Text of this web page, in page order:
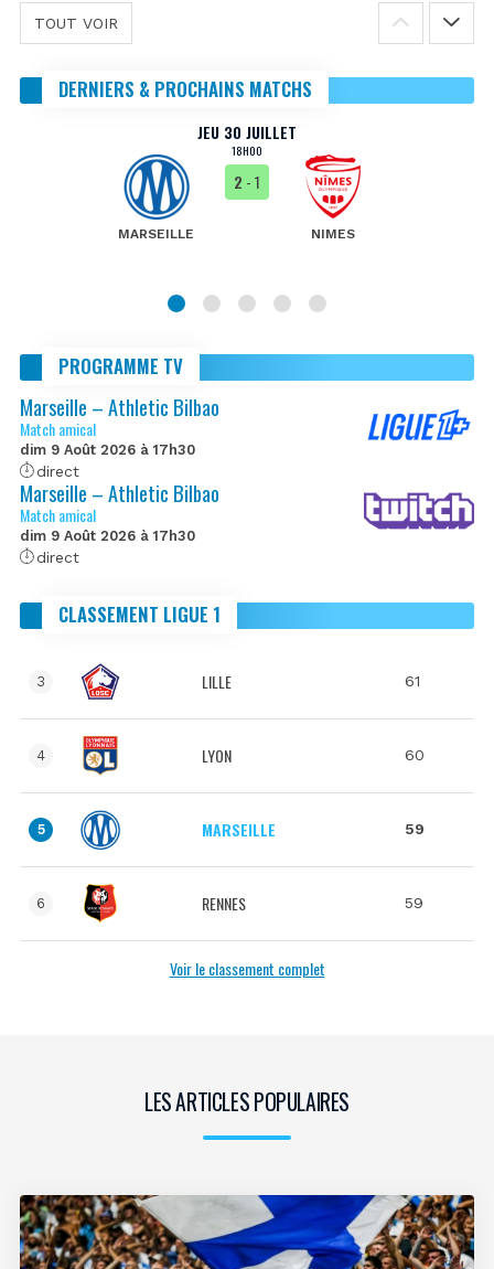
TOUT VOIR
DERNIERS & PROCHAINS MATCHS
JEU 30 JUILLET
18H00
MARSEILLE
2 - 1
NIMES
PROGRAMME TV
Marseille – Athletic Bilbao
Match amical
dim 9 Août 2026 à 17h30
direct
Marseille – Athletic Bilbao
Match amical
dim 9 Août 2026 à 17h30
direct
CLASSEMENT LIGUE 1
3 LILLE 61
4 LYON 60
5 MARSEILLE 59
6 RENNES 59
Voir le classement complet
LES ARTICLES POPULAIRES